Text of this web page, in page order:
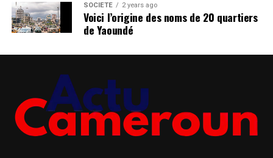
SOCIÉTÉ 2 years ago
Voici l’origine des noms de 20 quartiers
de Yaoundé